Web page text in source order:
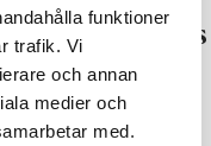
funktioner
trafik. Vi
och annan
medier och
med.
åldersgräns
engångsbiljett